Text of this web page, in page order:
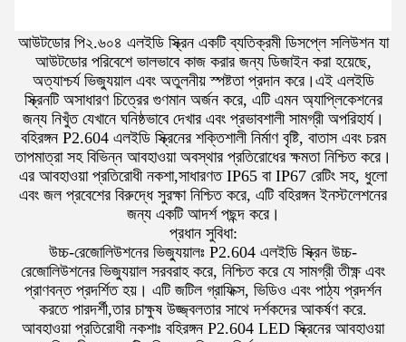
আউটডোর পি২.৬০৪ এলইডি স্ক্রিন একটি ব্যতিক্রমী ডিসপ্লে সলিউশন যা
আউটডোর পরিবেশে ভালভাবে কাজ করার জন্য ডিজাইন করা হয়েছে,
অত্যাশ্চর্য ভিজ্যুয়াল এবং অতুলনীয় স্পষ্টতা প্রদান করে।এই এলইডি
স্ক্রিনটি অসাধারণ চিত্রের গুণমান অর্জন করে, এটি এমন অ্যাপ্লিকেশনের
জন্য নিখুঁত যেখানে ঘনিষ্ঠভাবে দেখার এবং প্রভাবশালী সামগ্রী অপরিহার্য।
বহিরঙ্গন P2.604 এলইডি স্ক্রিনের শক্তিশালী নির্মাণ বৃষ্টি, বাতাস এবং চরম
তাপমাত্রা সহ বিভিন্ন আবহাওয়া অবস্থার প্রতিরোধের ক্ষমতা নিশ্চিত করে।
এর আবহাওয়া প্রতিরোধী নকশা,সাধারণত IP65 বা IP67 রেটিং সহ, ধুলো
এবং জল প্রবেশের বিরুদ্ধে সুরক্ষা নিশ্চিত করে, এটি বহিরঙ্গন ইনস্টলেশনের
জন্য একটি আদর্শ পছন্দ করে।
প্রধান সুবিধা:
উচ্চ-রেজোলিউশনের ভিজ্যুয়ালঃ P2.604 এলইডি স্ক্রিন উচ্চ-
রেজোলিউশনের ভিজ্যুয়াল সরবরাহ করে, নিশ্চিত করে যে সামগ্রী তীক্ষ্ণ এবং
প্রাণবন্ত প্রদর্শিত হয়। এটি জটিল গ্রাফিক্স, ভিডিও এবং পাঠ্য প্রদর্শন
করতে পারদর্শী,তার চাক্ষুষ উজ্জ্বলতার সাথে দর্শকদের আকর্ষণ করে.
আবহাওয়া প্রতিরোধী নকশাঃ বহিরঙ্গন P2.604 LED স্ক্রিনের আবহাওয়া